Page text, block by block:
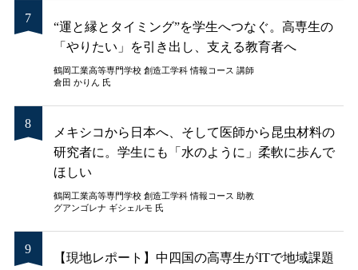
“運と縁とタイミング”を学生へつなぐ。高専生の
「やりたい」を引き出し、支える教育者へ
鶴岡工業高等専門学校 創造工学科 情報コース 講師
倉田 かりん 氏
メキシコから日本へ、そして医師から昆虫材料の
研究者に。学生にも「水のように」柔軟に歩んで
ほしい
鶴岡工業高等専門学校 創造工学科 情報コース 助教
グアンゴレナ ギシェルモ 氏
【現地レポート】中四国の高専生がITで地域課題